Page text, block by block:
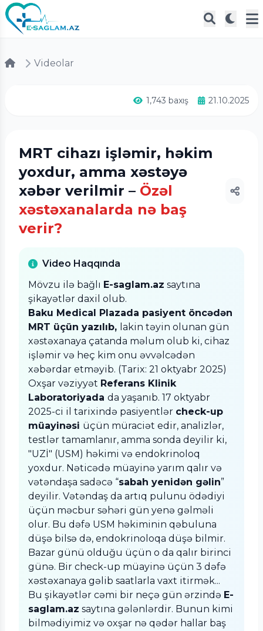
Videolar
1,743 baxış 21.10.2025
MRT cihazı işləmir, həkim
yoxdur, amma xəstəyə
xəbər verilmir – Özəl
xəstəxanalarda nə baş
verir?
Video Haqqında
Mövzu ilə bağlı E-saglam.az saytına
şikayətlər daxil olub.
Baku Medical Plazada pasiyent öncədən
MRT üçün yazılıb, lakin təyin olunan gün
xəstəxanaya çatanda məlum olub ki, cihaz
işləmir və heç kim onu əvvəlcədən
xəbərdar etməyib. (Tarix: 21 oktyabr 2025)
Oxşar vəziyyət Referans Klinik
Laboratoriyada da yaşanıb. 17 oktyabr
2025-ci il tarixində pasiyentlər check-up
müayinəsi üçün müraciət edir, analizlər,
testlər tamamlanır, amma sonda deyilir ki,
"UZİ" (USM) həkimi və endokrinoloq
yoxdur. Nəticədə müayinə yarım qalır və
vətəndaşa sadəcə “sabah yenidən gəlin”
deyilir. Vətəndaş da artıq pulunu ödədiyi
üçün məcbur səhəri gün yenə gəlməli
olur. Bu dəfə USM həkiminin qəbuluna
düşə bilsə də, endokrinoloqa düşə bilmir.
Bazar günü olduğu üçün o da qalır birinci
günə. Bir check-up müayinə üçün 3 dəfə
xəstəxanaya gəlib saatlarla vaxt itirmək...
Bu şikayətlər cəmi bir neçə gün ərzində E-
saglam.az saytına gələnlərdir. Bunun kimi
bilmədiyimiz və oxşar nə qədər hallar baş